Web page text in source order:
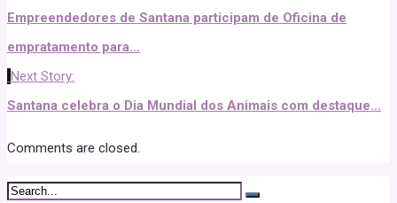
Empreendedores de Santana participam de Oficina de
empratamento para...
Next Story:
Santana celebra o Dia Mundial dos Animais com destaque...
Comments are closed.